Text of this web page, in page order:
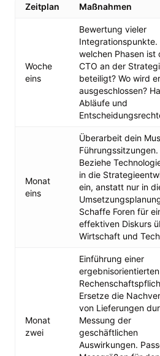
Zeitplan Maßnahmen
Woche
eins
Bewertung vieler
Integrationspunkte.
welchen Phasen ist
CTO an der
beteiligt? Wo wird er
ausgeschlossen?
Abläufe und
Monat
eins
Überarbeit dein
Führungssitzungen.
Beziehe
in die
ein, anstatt nur in
Schaffe Foren für
effektiven Diskurs
Wirtschaft und
Monat
zwei
Einführung einer
ergebnisorientierten
Ersetze die
von Lieferungen
Messung der
geschäftlichen
Auswirkungen.